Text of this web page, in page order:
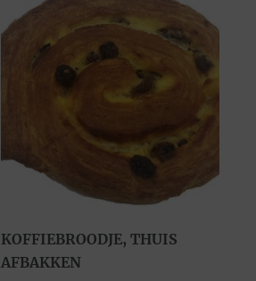
KOFFIEBROODJE, THUIS
AFBAKKEN